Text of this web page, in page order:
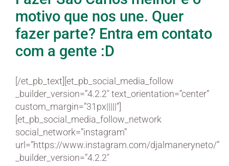
motivo que nos une. Quer
fazer parte? Entra em contato
com a gente :D
[/et_pb_text][et_pb_social_media_follow
_builder_version=”4.2.2″ text_orientation=”center”
custom_margin=”31px|||||”]
[et_pb_social_media_follow_network
social_network=”instagram”
url=”https://www.instagram.com/djalmaneryneto/”
_builder_version=”4.2.2″